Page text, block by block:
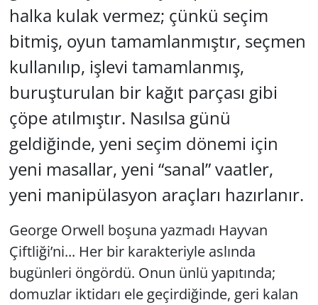
halka kulak vermez; çünkü seçim
bitmiş, oyun tamamlanmıştır, seçmen
kullanılıp, işlevi tamamlanmış,
buruşturulan bir kağıt parçası gibi
çöpe atılmıştır. Nasılsa günü
geldiğinde, yeni seçim dönemi için
yeni masallar, yeni “sanal” vaatler,
yeni manipülasyon araçları hazırlanır.
George Orwell boşuna yazmadı Hayvan
Çiftliği’ni... Her bir karakteriyle aslında
bugünleri öngördü. Onun ünlü yapıtında;
domuzlar iktidarı ele geçirdiğinde, geri kalan